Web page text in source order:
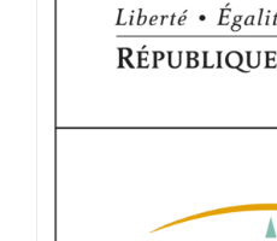
Guide du